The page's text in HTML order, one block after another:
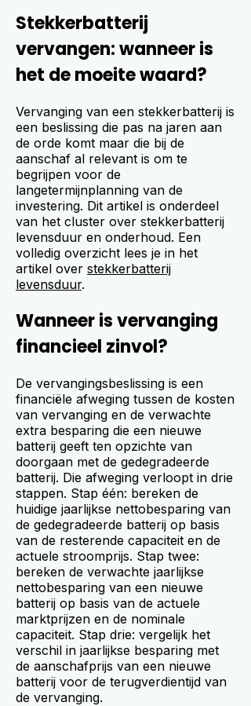
Stekkerbatterij
vervangen: wanneer is
het de moeite waard?
Vervanging van een stekkerbatterij is
een beslissing die pas na jaren aan
de orde komt maar die bij de
aanschaf al relevant is om te
begrijpen voor de
langetermijnplanning van de
investering. Dit artikel is onderdeel
van het cluster over stekkerbatterij
levensduur en onderhoud. Een
volledig overzicht lees je in het
artikel over stekkerbatterij
levensduur.
Wanneer is vervanging
financieel zinvol?
De vervangingsbeslissing is een
financiële afweging tussen de kosten
van vervanging en de verwachte
extra besparing die een nieuwe
batterij geeft ten opzichte van
doorgaan met de gedegradeerde
batterij. Die afweging verloopt in drie
stappen. Stap één: bereken de
huidige jaarlijkse nettobesparing van
de gedegradeerde batterij op basis
van de resterende capaciteit en de
actuele stroomprijs. Stap twee:
bereken de verwachte jaarlijkse
nettobesparing van een nieuwe
batterij op basis van de actuele
marktprijzen en de nominale
capaciteit. Stap drie: vergelijk het
verschil in jaarlijkse besparing met
de aanschafprijs van een nieuwe
batterij voor de terugverdientijd van
de vervanging.